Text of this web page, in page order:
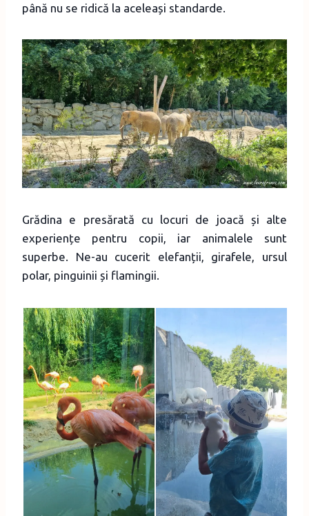
până nu se ridică la aceleași standarde.
Grădina e presărată cu locuri de joacă și alte
experiențe pentru copii, iar animalele sunt
superbe. Ne-au cucerit elefanții, girafele, ursul
polar, pinguinii și flamingii.